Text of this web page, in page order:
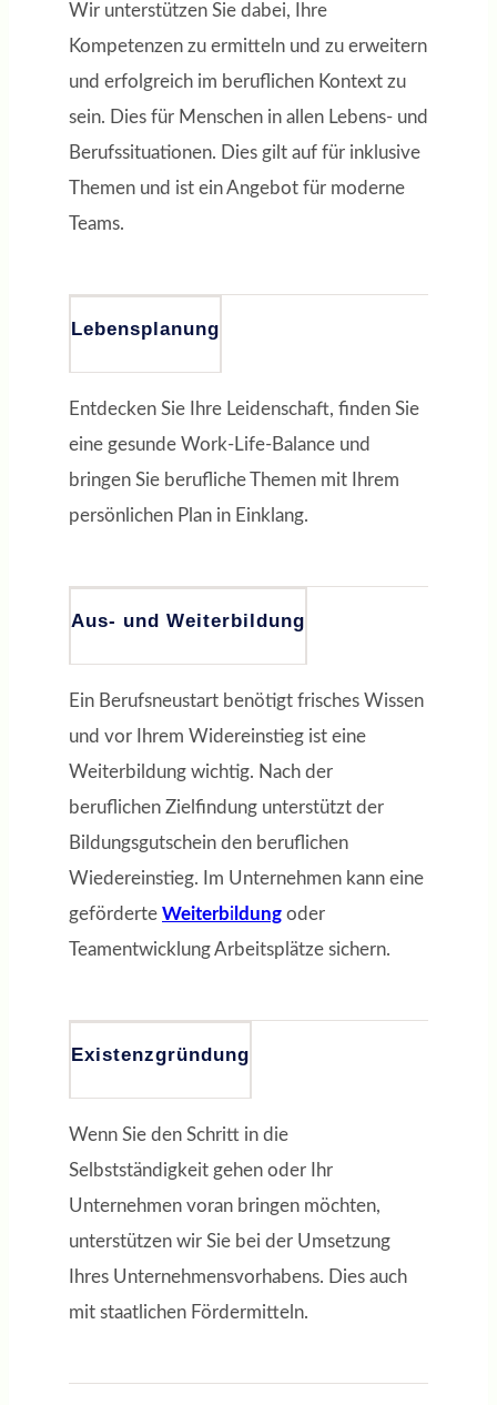
Wir unterstützen Sie dabei, Ihre
Kompetenzen zu ermitteln und zu erweitern
und erfolgreich im beruflichen Kontext zu
sein. Dies für Menschen in allen Lebens- und
Berufssituationen. Dies gilt auf für inklusive
Themen und ist ein Angebot für moderne
Teams.
Lebensplanung
Entdecken Sie Ihre Leidenschaft, finden Sie
eine gesunde Work-Life-Balance und
bringen Sie berufliche Themen mit Ihrem
persönlichen Plan in Einklang.
Aus- und Weiterbildung
Ein Berufsneustart benötigt frisches Wissen
und vor Ihrem Widereinstieg ist eine
Weiterbildung wichtig. Nach der
beruflichen Zielfindung unterstützt der
Bildungsgutschein den beruflichen
Wiedereinstieg. Im Unternehmen kann eine
geförderte Weiterbi ldung oder
Teamentwicklung Arbeitsplätze sichern.
Existenzgründung
Wenn Sie den Schritt in die
Selbstständigkeit gehen oder Ihr
Unternehmen voran bringen möchten,
unterstützen wir Sie bei der Umsetzung
Ihres Unternehmensvorhabens. Dies auch
mit staatlichen Fördermitteln.